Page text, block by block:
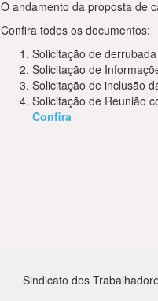
O andamento da proposta de
Confira todos os documentos:
Solicitação de
Solicitação de
Solicitação de inclusão
Solicitação de Reunião
Confira
Sindicato dos